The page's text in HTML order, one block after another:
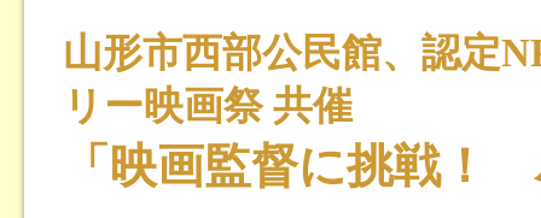
山形市西部公民館、認定
リー映画祭 共催
「映画監督に挑戦